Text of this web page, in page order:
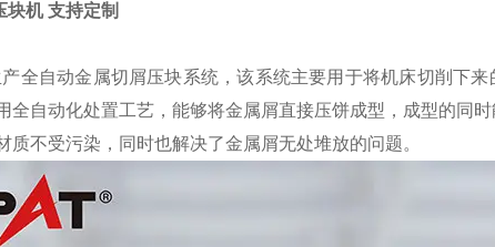
块机 支持定制
全自动金属切屑压块系统，该系统主要用于将机床切削下
全自动化处置工艺，能够将金属屑直接压饼成型，成型的同
不受污染，同时也解决了金属屑无处堆放的问题。